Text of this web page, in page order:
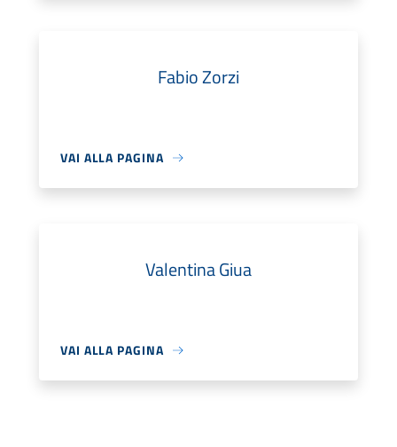
Fabio Zorzi
VAI ALLA PAGINA
Valentina Giua
VAI ALLA PAGINA